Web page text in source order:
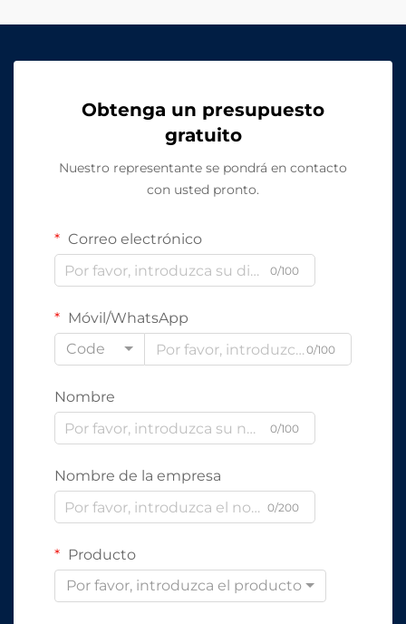
Obtenga un presupuesto
gratuito
Nuestro representante se pondrá en contacto
con usted pronto.
Correo electrónico
0/100
Móvil/WhatsApp
Code
0/100
Nombre
0/100
Nombre de la empresa
0/200
Producto
Por favor, introduzca el producto